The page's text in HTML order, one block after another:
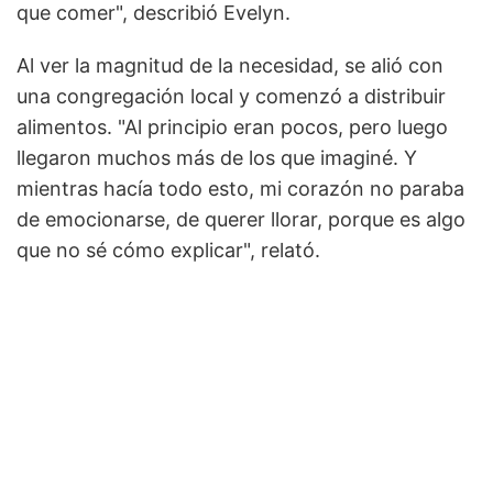
que comer", describió Evelyn.
Al ver la magnitud de la necesidad, se alió con
una congregación local y comenzó a distribuir
alimentos. "Al principio eran pocos, pero luego
llegaron muchos más de los que imaginé. Y
mientras hacía todo esto, mi corazón no paraba
de emocionarse, de querer llorar, porque es algo
que no sé cómo explicar", relató.